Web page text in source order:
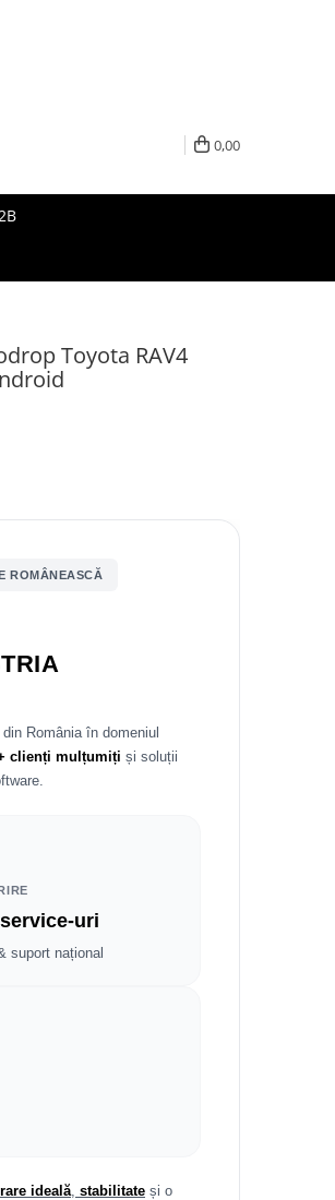
0,00
Toyota RAV4
ROMÂNEASCĂ
România în domeniul
clienți mulțumiți și soluții
uri
suport național
ideală, stabilitate și o